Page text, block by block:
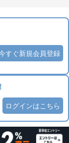
すぐ新規会員登録
ログインはこちら